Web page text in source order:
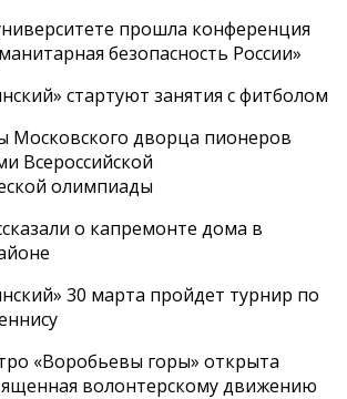
прошла конференция
безопасность России»
стартуют занятия с фитболом
Московского дворца пионеров
Всероссийской
олимпиады
о капремонте дома в
30 марта пройдет турнир по
«Воробьевы горы» открыта
волонтерскому движению